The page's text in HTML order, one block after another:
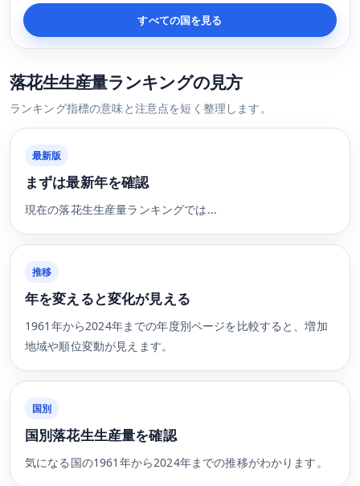
すべての国を見る
落花生生産量ランキングの見方
ランキング指標の意味と注意点を短く整理します。
最新版
まずは最新年を確認
現在の落花生生産量ランキングでは...
推移
年を変えると変化が見える
1961年から2024年までの年度別ページを比較すると、増加
地域や順位変動が見えます。
国別
国別落花生生産量を確認
気になる国の1961年から2024年までの推移がわかります。